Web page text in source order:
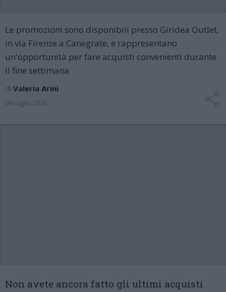
Le promozioni sono disponibili presso Giridea Outlet,
in via Firenze a Canegrate, e rappresentano
un'opportunità per fare acquisti convenienti durante
il fine settimana
di Valeria Arini
09 Luglio 2026
Non avete ancora fatto gli ultimi acquisti